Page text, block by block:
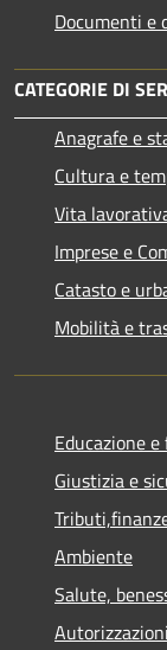
Documenti e
CATEGORIE DI
Anagrafe e
Cultura e
Vita
Imprese e
Catasto e
Mobilità e
Educazione
Giustizia e
Ambiente
Salute,
Autorizzazioni